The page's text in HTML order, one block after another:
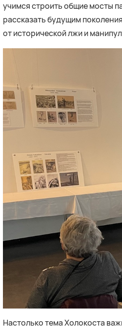
учимся строить общие мосты
рассказать будущим
от исторической лжи и
Настолько тема Холокоста